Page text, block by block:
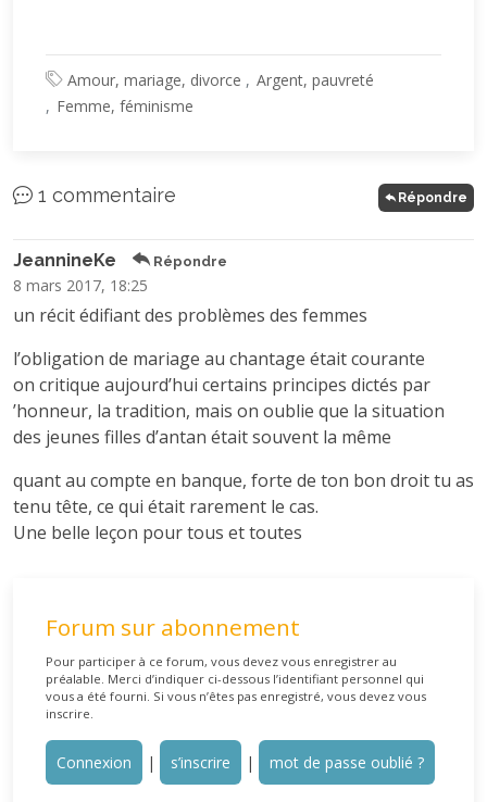
Amour, mariage, divorce
Argent, pauvreté
Femme, féminisme
1 commentaire Répondre
JeannineKe Répondre
8 mars 2017, 18:25
un récit édifiant des problèmes des femmes
l’obligation de mariage au chantage était courante
on critique aujourd’hui certains principes dictés par
’honneur, la tradition, mais on oublie que la situation
des jeunes filles d’antan était souvent la même
quant au compte en banque, forte de ton bon droit tu as
tenu tête, ce qui était rarement le cas.
Une belle leçon pour tous et toutes
Forum sur abonnement
Pour participer à ce forum, vous devez vous enregistrer au
préalable. Merci d’indiquer ci-dessous l’identifiant personnel qui
vous a été fourni. Si vous n’êtes pas enregistré, vous devez vous
inscrire.
Connexion | s’inscrire | mot de passe oublié ?